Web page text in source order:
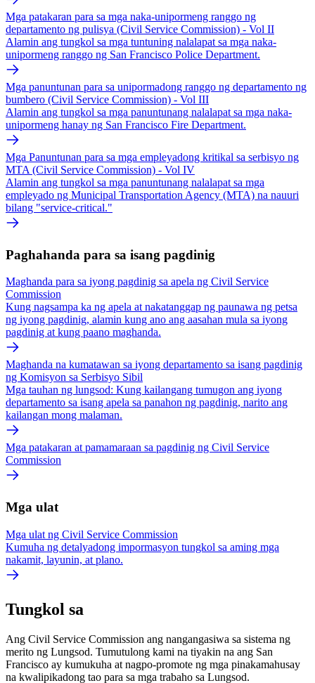
Mga patakaran para sa mga naka-unipormeng ranggo ng
departamento ng pulisya (Civil Service Commission) - Vol II
Alamin ang tungkol sa mga tuntuning nalalapat sa mga naka-
unipormeng ranggo ng San Francisco Police Department.
Mga panuntunan para sa unipormadong ranggo ng departamento ng
bumbero (Civil Service Commission) - Vol III
Alamin ang tungkol sa mga panuntunang nalalapat sa mga naka-
unipormeng hanay ng San Francisco Fire Department.
Mga Panuntunan para sa mga empleyadong kritikal sa serbisyo ng
MTA (Civil Service Commission) - Vol IV
Alamin ang tungkol sa mga panuntunang nalalapat sa mga
empleyado ng Municipal Transportation Agency (MTA) na nauuri
bilang "service-critical."
Paghahanda para sa isang pagdinig
Maghanda para sa iyong pagdinig sa apela ng Civil Service
Commission
Kung nagsampa ka ng apela at nakatanggap ng paunawa ng petsa
ng iyong pagdinig, alamin kung ano ang aasahan mula sa iyong
pagdinig at kung paano maghanda.
Maghanda na kumatawan sa iyong departamento sa isang pagdinig
ng Komisyon sa Serbisyo Sibil
Mga tauhan ng lungsod: Kung kailangang tumugon ang iyong
departamento sa isang apela sa panahon ng pagdinig, narito ang
kailangan mong malaman.
Mga patakaran at pamamaraan sa pagdinig ng Civil Service
Commission
Mga ulat
Mga ulat ng Civil Service Commission
Kumuha ng detalyadong impormasyon tungkol sa aming mga
nakamit, layunin, at plano.
Tungkol sa
Ang Civil Service Commission ang nangangasiwa sa sistema ng
merito ng Lungsod. Tumutulong kami na tiyakin na ang San
Francisco ay kumukuha at nagpo-promote ng mga pinakamahusay
na kwalipikadong tao para sa mga trabaho sa Lungsod.